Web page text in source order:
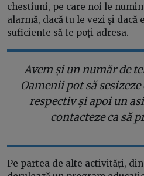
chestiuni, pe care noi le
alarmă, dacă tu le vezi și dacă
suficiente să te poți adresa.
Avem și un număr de
Oamenii pot să
respectiv și apoi un
contacteze ca să
Pe partea de alte activități, din